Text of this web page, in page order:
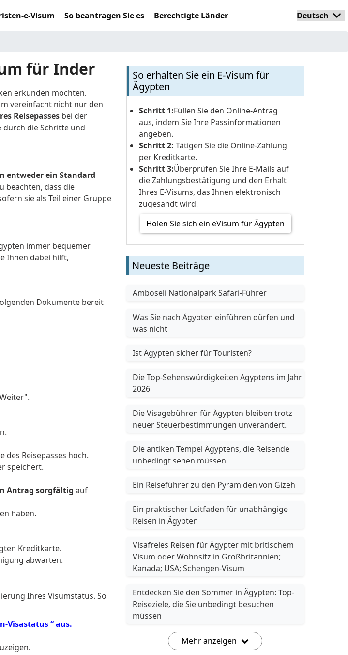
e-Visum So beantragen Sie es Berechtigte Länder
für Inder
erkunden möchten,
vereinfacht nicht nur den
Reisepasses bei der
durch die Schritte und
entweder ein Standard-
beachten, dass die
sie als Teil einer Gruppe
immer bequemer
Ihnen dabei hilft,
Dokumente bereit
des Reisepasses hoch.
speichert.
Antrag sorgfältig auf
haben.
Kreditkarte.
abwarten.
Ihres Visumstatus. So
Visastatus “ aus.
So erhalten Sie ein E-Visum für
Ägypten
Schritt 1:Füllen Sie den Online-Antrag
aus, indem Sie Ihre Passinformationen
angeben.
Schritt 2: Tätigen Sie die Online-Zahlung
per Kreditkarte.
Schritt 3:Überprüfen Sie Ihre E-Mails auf
die Zahlungsbestätigung und den Erhalt
Ihres E-Visums, das Ihnen elektronisch
zugesandt wird.
Holen Sie sich ein eVisum für Ägypten
Neueste Beiträge
Amboseli Nationalpark Safari-Führer
Was Sie nach Ägypten einführen dürfen und
was nicht
Ist Ägypten sicher für Touristen?
Die Top-Sehenswürdigkeiten Ägyptens im Jahr
2026
Die Visagebühren für Ägypten bleiben trotz
neuer Steuerbestimmungen unverändert.
Die antiken Tempel Ägyptens, die Reisende
unbedingt sehen müssen
Ein Reiseführer zu den Pyramiden von Gizeh
Ein praktischer Leitfaden für unabhängige
Reisen in Ägypten
Visafreies Reisen für Ägypter mit britischem
Visum oder Wohnsitz in Großbritannien;
Kanada; USA; Schengen-Visum
Entdecken Sie den Sommer in Ägypten: Top-
Reiseziele, die Sie unbedingt besuchen
müssen
Mehr anzeigen